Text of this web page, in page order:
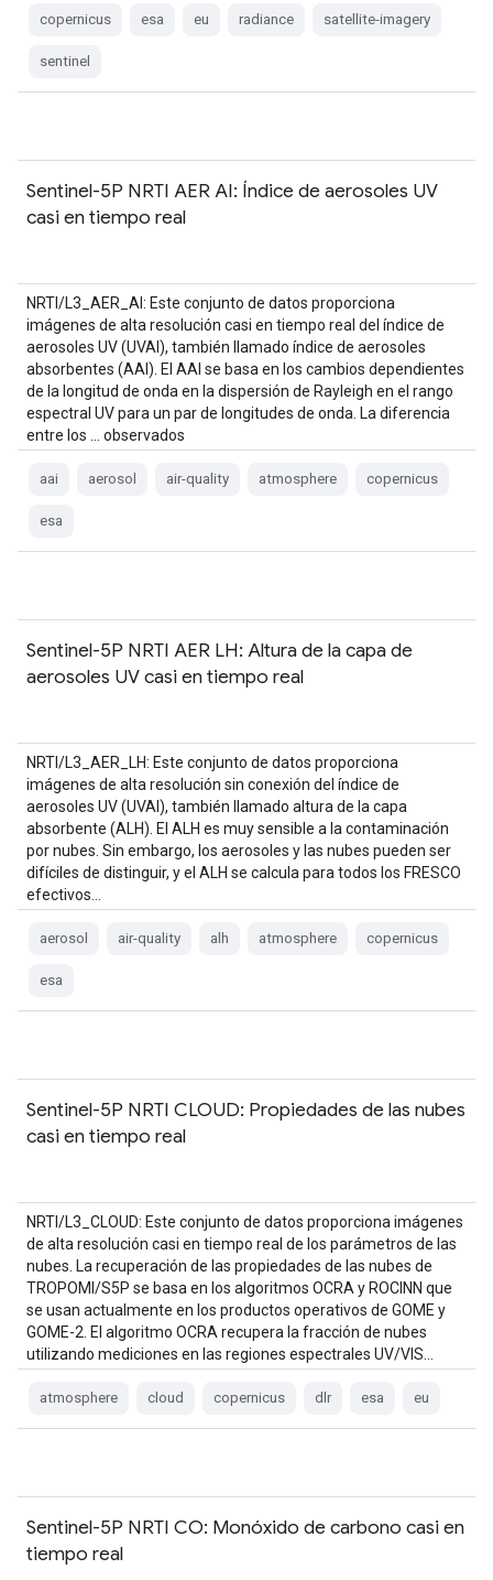
copernicus esa eu radiance satellite-imagery
sentinel
Sentinel-5P NRTI AER AI: Índice de aerosoles UV
casi en tiempo real
NRTI/L3_AER_AI: Este conjunto de datos proporciona
imágenes de alta resolución casi en tiempo real del índice de
aerosoles UV (UVAI), también llamado índice de aerosoles
absorbentes (AAI). El AAI se basa en los cambios dependientes
de la longitud de onda en la dispersión de Rayleigh en el rango
espectral UV para un par de longitudes de onda. La diferencia
entre los … observados
aai aerosol air-quality atmosphere copernicus
esa
Sentinel-5P NRTI AER LH: Altura de la capa de
aerosoles UV casi en tiempo real
NRTI/L3_AER_LH: Este conjunto de datos proporciona
imágenes de alta resolución sin conexión del índice de
aerosoles UV (UVAI), también llamado altura de la capa
absorbente (ALH). El ALH es muy sensible a la contaminación
por nubes. Sin embargo, los aerosoles y las nubes pueden ser
difíciles de distinguir, y el ALH se calcula para todos los FRESCO
efectivos…
aerosol air-quality alh atmosphere copernicus
esa
Sentinel-5P NRTI CLOUD: Propiedades de las nubes
casi en tiempo real
NRTI/L3_CLOUD: Este conjunto de datos proporciona imágenes
de alta resolución casi en tiempo real de los parámetros de las
nubes. La recuperación de las propiedades de las nubes de
TROPOMI/S5P se basa en los algoritmos OCRA y ROCINN que
se usan actualmente en los productos operativos de GOME y
GOME-2. El algoritmo OCRA recupera la fracción de nubes
utilizando mediciones en las regiones espectrales UV/VIS…
atmosphere cloud copernicus dlr esa eu
Sentinel-5P NRTI CO: Monóxido de carbono casi en
tiempo real